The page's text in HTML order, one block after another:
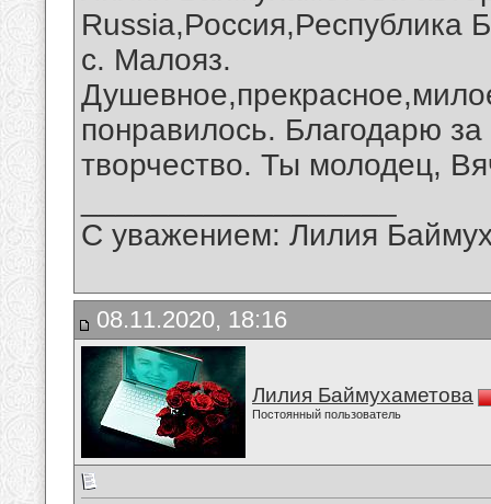
Russia,Россия,Республика
с. Малояз.
понравилось. Благодарю
творчество. Ты молодец,
С уважением: Лилия
08.11.2020, 18:16
Лилия Баймухаметова
Постоянный пользователь